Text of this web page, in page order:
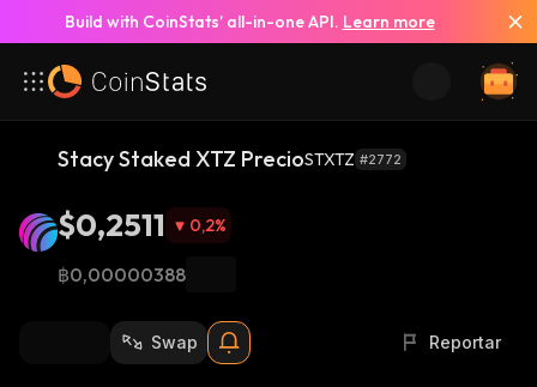
Build with CoinStats’ all-in-one API. Learn more
Stacy Staked XTZ PrecioSTXTZ #2772
$0,2511 0,2%
฿0,00000388
Swap Reportar